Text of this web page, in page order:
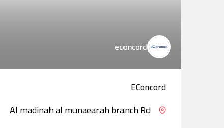
econcord
EConcord
Al madinah al munaearah branch Rd